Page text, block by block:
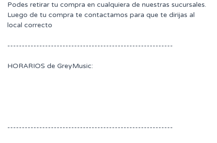
Podes retirar tu compra en cualquiera de nuestras sucursales.
Luego de tu compra te contactamos para que te dirijas al
local correcto
---------------------------------------------------------
HORARIOS de GreyMusic:
---------------------------------------------------------